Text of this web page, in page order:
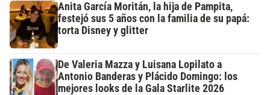
Anita García Moritán, la hija de Pampita,
festejó sus 5 años con la familia de su papá:
torta Disney y glitter
De Valeria Mazza y Luisana Lopilato a
Antonio Banderas y Plácido Domingo: los
mejores looks de la Gala Starlite 2026